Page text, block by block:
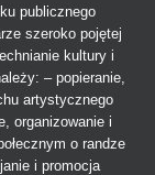
publicznego
szeroko pojętej
kultury i
– popieranie,
artystycznego
organizowanie i
o randze
i promocja